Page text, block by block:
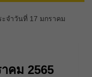
ะจําวันที่ 17 มกราคม
คม 2565